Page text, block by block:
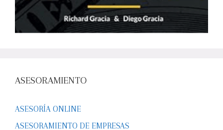
ASESORAMIENTO
ASESORÍA ONLINE
ASESORAMIENTO DE EMPRESAS